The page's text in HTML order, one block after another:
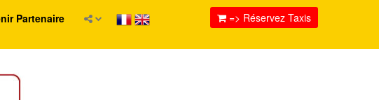
Partenaire => Réservez Taxis